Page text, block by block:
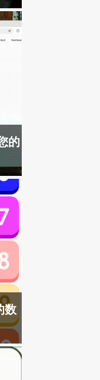
的
数